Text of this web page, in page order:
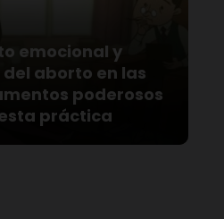
emocional y
aborto en las
poderosos
práctica